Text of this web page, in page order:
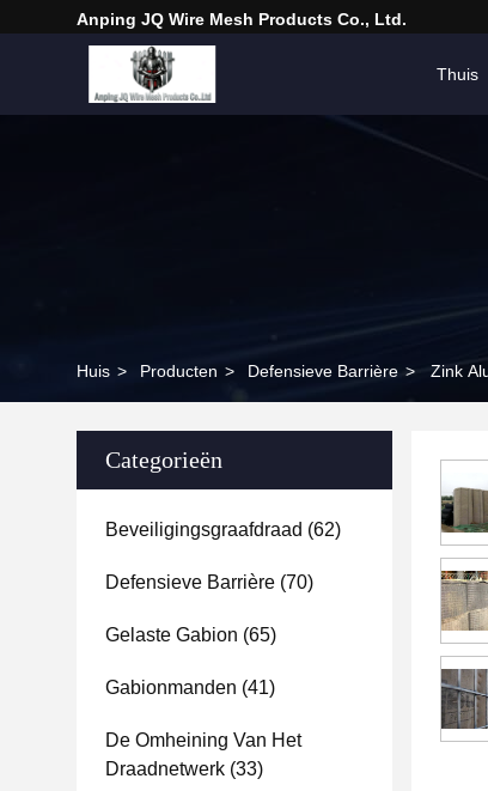
Anping JQ Wire Mesh Products Co., Ltd.
Thuis
Huis > Producten > Defensieve Barrière > Zink
Categorieën
Beveiligingsgraafdraad (62)
Defensieve Barrière (70)
Gelaste Gabion (65)
Gabionmanden (41)
De Omheining Van Het
Draadnetwerk (33)